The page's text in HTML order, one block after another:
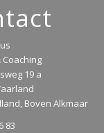
19 a
Boven Alkmaar
83